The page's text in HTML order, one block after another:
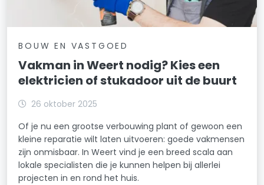
BOUW EN VASTGOED
Vakman in Weert nodig? Kies een
elektricien of stukadoor uit de buurt
26 oktober 2025
Of je nu een grootse verbouwing plant of gewoon een
kleine reparatie wilt laten uitvoeren: goede vakmensen
zijn onmisbaar. In Weert vind je een breed scala aan
lokale specialisten die je kunnen helpen bij allerlei
projecten in en rond het huis.